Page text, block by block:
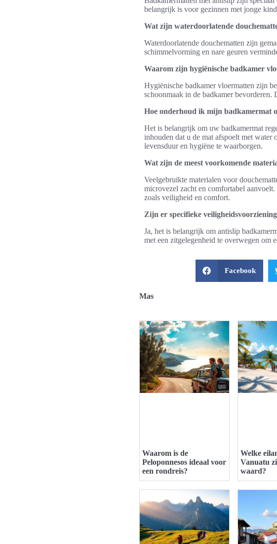
belangrijk is voor gezinnen met jonge
Wat zijn waterdoorlatende
Waterdoorlatende douchematten zijn
schimmelvorming en nare geuren
Waarom zijn hygiënische badkamer
Hygiënische badkamer vloermatten zijn
schoonmaak in de badkamer
Hoe onderhoud ik mijn badkamermat
Het is belangrijk om uw badkamermat
inhouden dat u de mat afspoelt met water
levensduur en hygiëne te waarborgen.
Wat zijn de meest voorkomende
Veelgebruikte materialen voor
microvezel zacht en comfortabel
zoals veiligheid en comfort.
Zijn er specifieke
Ja, het is belangrijk om antislip
met een zitgelegenheid te overwegen om
Facebook
Mas
Waarom is de
Peloponnesos ideaal voor
een rondreis?
Welke
Vanuatu
waard?